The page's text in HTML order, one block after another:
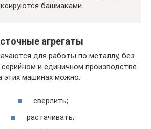
башмаками.
агрегаты
для работы по металлу, без
и единичном производстве.
этих машинах можно:
сверлить;
растачивать;